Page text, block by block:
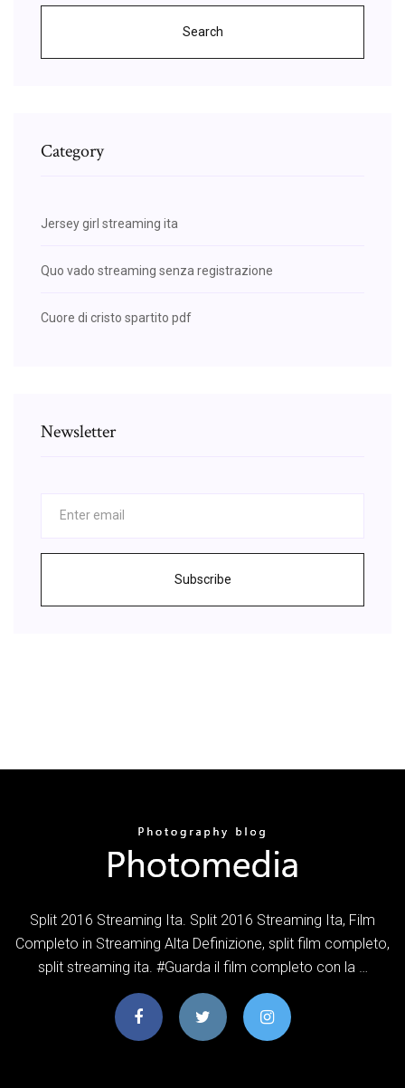
Search
Category
Jersey girl streaming ita
Quo vado streaming senza registrazione
Cuore di cristo spartito pdf
Newsletter
Subscribe
Split 2016 Streaming Ita. Split 2016 Streaming Ita, Film
Completo in Streaming Alta Definizione, split film completo,
split streaming ita. #Guarda il film completo con la …